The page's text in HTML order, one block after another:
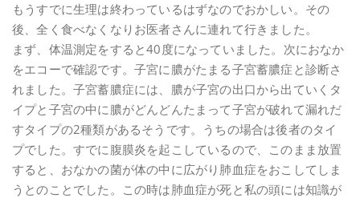
もうすでに生理は終わっているはずなのでおかしい。その
後、全く食べなくなりお医者さんに連れて行きました。
まず、体温測定をすると40度になっていました。次におなか
をエコーで確認です。子宮に膿がたまる子宮蓄膿症と診断さ
れました。子宮蓄膿症には、膿が子宮の出口から出ていくタ
イプと子宮の中に膿がどんどんたまって子宮が破れて漏れだ
すタイプの2種類があるそうです。うちの場合は後者のタイ
プでした。すでに腹膜炎を起こしているので、このまま放置
すると、おなかの菌が体の中に広がり肺血症をおこしてしま
うとのことでした。この時は肺血症が死と私の頭には知識が